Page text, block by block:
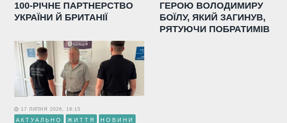
100-РІЧНЕ ПАРТНЕРСТВО
УКРАЇНИ Й БРИТАНІЇ
ГЕРОЮ ВОЛОДИМИРУ
БОЇЛУ, ЯКИЙ ЗАГИНУВ,
РЯТУЮЧИ ПОБРАТИМІВ
17 ЛИПНЯ 2026, 18:15
АКТУАЛЬНО ЖИТТЯ НОВИНИ